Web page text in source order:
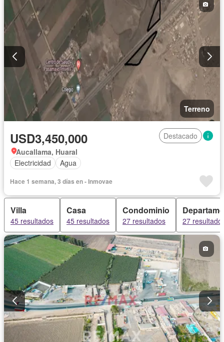
Terreno
USD3,450,000
Destacado
Aucallama, Huaral
Electricidad
Agua
Hace 1 semana, 3 días en - Inmovae
Villa
45 resultados
Casa
45 resultados
Condominio
27 resultados 27